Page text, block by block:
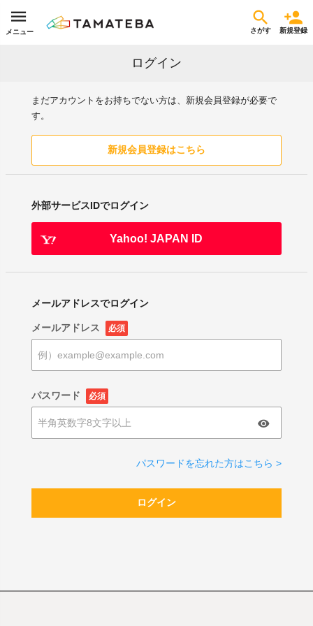
メニュー さがす 新規登録
ログイン
まだアカウントをお持ちでない方は、新規会員登録が必要で
す。
新規会員登録はこちら
外部サービスIDでログイン
Yahoo! JAPAN ID
メールアドレスでログイン
メールアドレス 必須
パスワード 必須
パスワードを忘れた方はこちら >
ログイン